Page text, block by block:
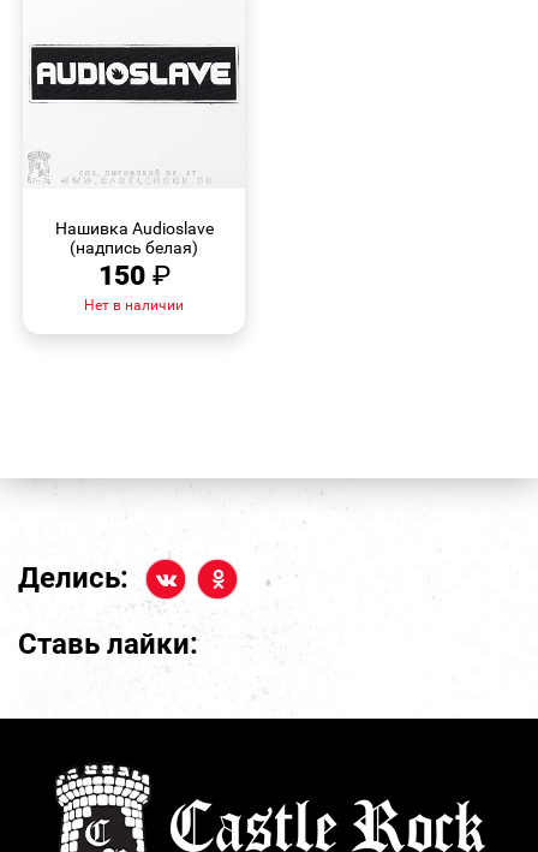
Нашивка Audioslave
(надпись белая)
150 ₽
Нет в наличии
Делись:
Ставь лайки: